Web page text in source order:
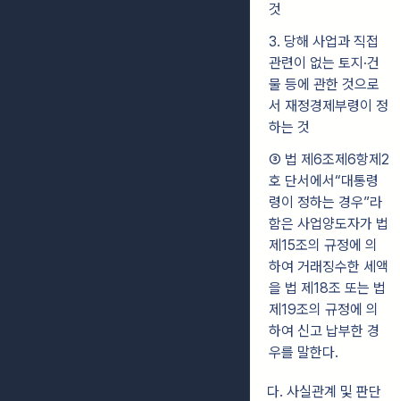
것
3. 당해 사업과 직접
관련이 없는 토지·건
물 등에 관한 것으로
서 재정경제부령이 정
하는 것
③ 법 제6조제6항제2
호 단서에서“대통령
령이 정하는 경우”라
함은 사업양도자가 법
제15조의 규정에 의
하여 거래징수한 세액
을 법 제18조 또는 법
제19조의 규정에 의
하여 신고 납부한 경
우를 말한다.
다. 사실관계 및 판단